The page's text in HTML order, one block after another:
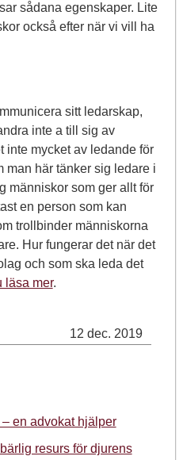
sådana egenskaper. Lite
också efter när vi vill ha
sitt ledarskap,
inte a till sig av
inte mycket av ledande för
man här tänker sig ledare i
människor som ger allt för
en person som kan
trollbinder människorna
Hur fungerar det när det
och som ska leda det
läsa mer.
12 dec. 2019
en advokat hjälper
resurs för djurens